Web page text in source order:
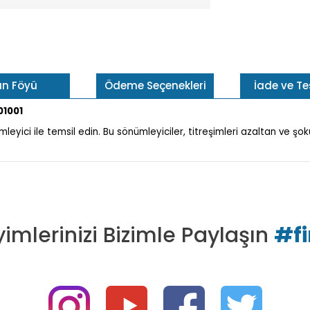
Föyü Ödeme Seçenekleri İade ve
ile temsil edin. Bu sönümleyiciler, titreşimleri azaltan ve
Bizimle Paylaşın